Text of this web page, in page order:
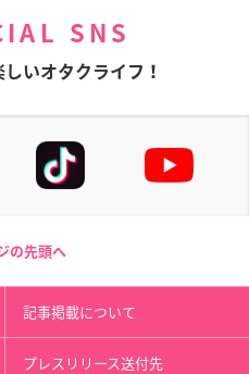
SNS
いオタクライフ！
の先頭へ
記事掲載について
プレスリリース送付先